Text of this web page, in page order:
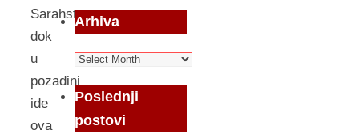
Sarahstory
dok
u
pozadini
ide
ova
Arhiva
Arhiva
Poslednji
postovi